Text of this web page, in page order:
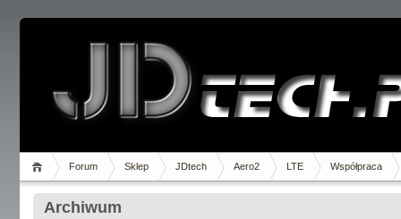
Forum Sklep JDtech Aero2 LTE Współpraca
Archiwum